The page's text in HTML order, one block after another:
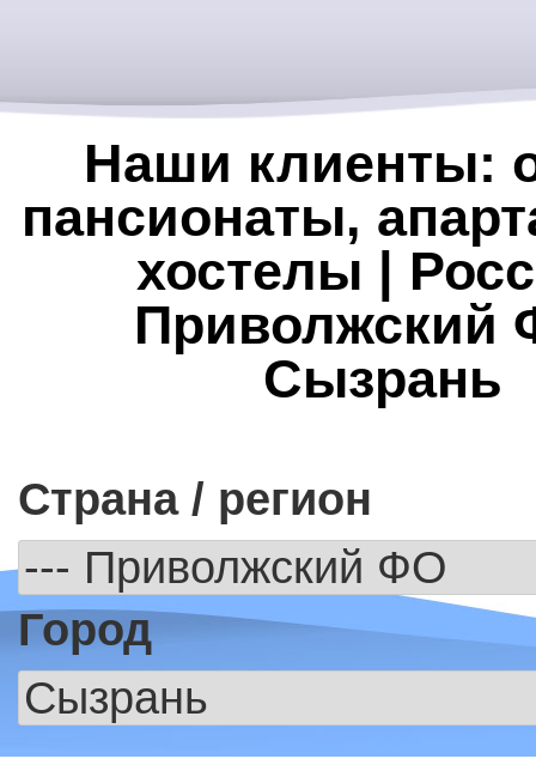
Наши клиенты:
пансионаты,
хостелы |
Приволжский
Сызрань
Страна / регион
Город